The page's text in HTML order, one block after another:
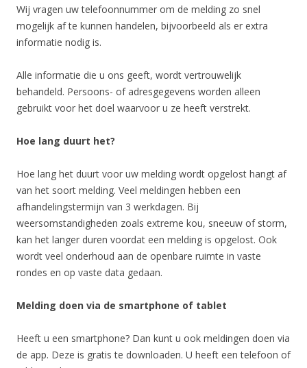
Wij vragen uw telefoonnummer om de melding zo snel
mogelijk af te kunnen handelen, bijvoorbeeld als er extra
informatie nodig is.
Alle informatie die u ons geeft, wordt vertrouwelijk
behandeld. Persoons- of adresgegevens worden alleen
gebruikt voor het doel waarvoor u ze heeft verstrekt.
Hoe lang duurt het?
Hoe lang het duurt voor uw melding wordt opgelost hangt af
van het soort melding. Veel meldingen hebben een
afhandelingstermijn van 3 werkdagen. Bij
weersomstandigheden zoals extreme kou, sneeuw of storm,
kan het langer duren voordat een melding is opgelost. Ook
wordt veel onderhoud aan de openbare ruimte in vaste
rondes en op vaste data gedaan.
Melding doen via de smartphone of tablet
Heeft u een smartphone? Dan kunt u ook meldingen doen via
de app. Deze is gratis te downloaden. U heeft een telefoon of